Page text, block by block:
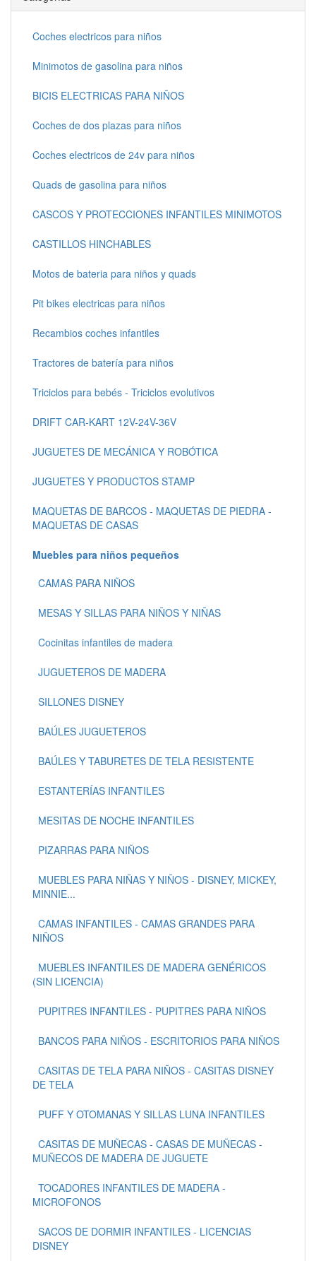
Coches electricos para niños
Minimotos de gasolina para niños
BICIS ELECTRICAS PARA NIÑOS
Coches de dos plazas para niños
Coches electricos de 24v para niños
Quads de gasolina para niños
CASCOS Y PROTECCIONES INFANTILES MINIMOTOS
CASTILLOS HINCHABLES
Motos de bateria para niños y quads
Pit bikes electricas para niños
Recambios coches infantiles
Tractores de batería para niños
Triciclos para bebés - Triciclos evolutivos
DRIFT CAR-KART 12V-24V-36V
JUGUETES DE MECÁNICA Y ROBÓTICA
JUGUETES Y PRODUCTOS STAMP
MAQUETAS DE BARCOS - MAQUETAS DE PIEDRA -
MAQUETAS DE CASAS
Muebles para niños pequeños
CAMAS PARA NIÑOS
MESAS Y SILLAS PARA NIÑOS Y NIÑAS
Cocinitas infantiles de madera
JUGUETEROS DE MADERA
SILLONES DISNEY
BAÚLES JUGUETEROS
BAÚLES Y TABURETES DE TELA RESISTENTE
ESTANTERÍAS INFANTILES
MESITAS DE NOCHE INFANTILES
PIZARRAS PARA NIÑOS
MUEBLES PARA NIÑAS Y NIÑOS - DISNEY, MICKEY,
MINNIE...
CAMAS INFANTILES - CAMAS GRANDES PARA
NIÑOS
MUEBLES INFANTILES DE MADERA GENÉRICOS
(SIN LICENCIA)
PUPITRES INFANTILES - PUPITRES PARA NIÑOS
BANCOS PARA NIÑOS - ESCRITORIOS PARA NIÑOS
CASITAS DE TELA PARA NIÑOS - CASITAS DISNEY
DE TELA
PUFF Y OTOMANAS Y SILLAS LUNA INFANTILES
CASITAS DE MUÑECAS - CASAS DE MUÑECAS -
MUÑECOS DE MADERA DE JUGUETE
TOCADORES INFANTILES DE MADERA -
MICROFONOS
SACOS DE DORMIR INFANTILES - LICENCIAS
DISNEY